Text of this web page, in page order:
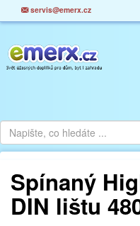
servis@emerx.cz
Spínaný
DIN lištu